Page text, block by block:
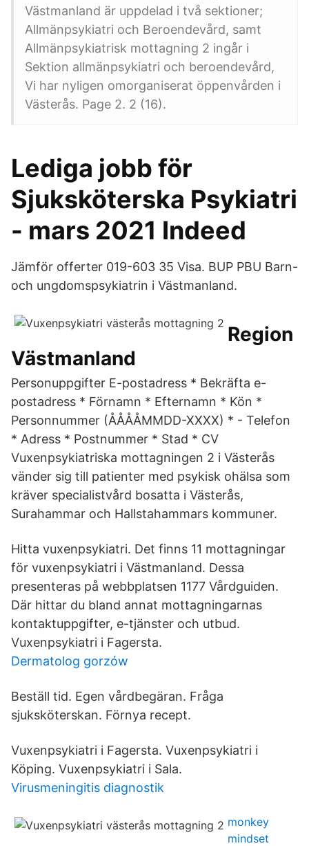
Västmanland är uppdelad i två sektioner;
Allmänpsykiatri och Beroendevård, samt
Allmänpsykiatrisk mottagning 2 ingår i
Sektion allmänpsykiatri och beroendevård,
Vi har nyligen omorganiserat öppenvården i
Västerås. Page 2. 2 (16).
Lediga jobb för
Sjuksköterska Psykiatri
- mars 2021 Indeed
Jämför offerter 019-603 35 Visa. BUP PBU Barn-
och ungdomspsykiatrin i Västmanland.
Region
Västmanland
Personuppgifter E-postadress * Bekräfta e-
postadress * Förnamn * Efternamn * Kön *
Personnummer (ÅÅÅÅMMDD-XXXX) * - Telefon
* Adress * Postnummer * Stad * CV
Vuxenpsykiatriska mottagningen 2 i Västerås
vänder sig till patienter med psykisk ohälsa som
kräver specialistvård bosatta i Västerås,
Surahammar och Hallstahammars kommuner.
Hitta vuxenpsykiatri. Det finns 11 mottagningar
för vuxenpsykiatri i Västmanland. Dessa
presenteras på webbplatsen 1177 Vårdguiden.
Där hittar du bland annat mottagningarnas
kontaktuppgifter, e-tjänster och utbud.
Vuxenpsykiatri i Fagersta.
Dermatolog gorzów
Beställ tid. Egen vårdbegäran. Fråga
sjuksköterskan. Förnya recept.
Vuxenpsykiatri i Fagersta. Vuxenpsykiatri i
Köping. Vuxenpsykiatri i Sala.
Virusmeningitis diagnostik
monkey
mindset